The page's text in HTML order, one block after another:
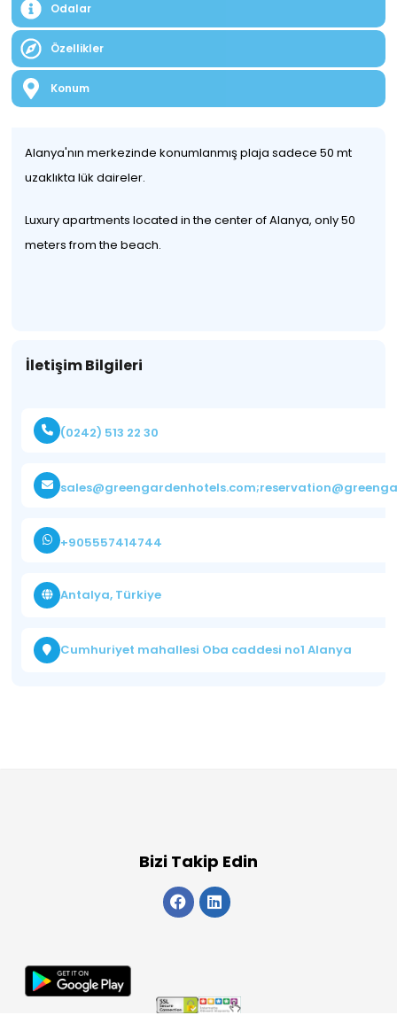
Odalar
Özellikler
Konum
Alanya'nın merkezinde konumlanmış plaja sadece 50 mt
uzaklıkta lük daireler.
Luxury apartments located in the center of Alanya, only 50
meters from the beach.
İletişim Bilgileri
(0242) 513 22 30
sales@greengardenhotels.com;
+905557414744
Antalya, Türkiye
Cumhuriyet mahallesi Oba caddesi no1 Alanya
Bizi Takip Edin